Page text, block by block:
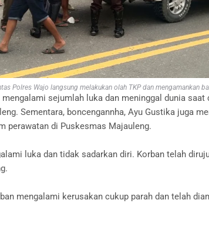
Polres Wajo langsung melakukan olah TKP dan mengamankan
sejumlah luka dan meninggal dunia saat
Sementara, boncengannha, Ayu Gustika juga
perawatan di Puskesmas Majauleng.
luka dan tidak sadarkan diri. Korban telah
mengalami kerusakan cukup parah dan telah